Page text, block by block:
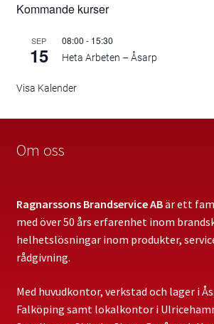
Kommande kurser
SEP
15
08:00 - 15:30
Heta Arbeten – Åsarp
Visa Kalender
Om oss
Ragnarssons Brandservice ABär ett
med över 50 års erfarenhet inom
helhetslösningar inom produkter,
rådgivning.
Med huvudkontor, verkstad och lager i
Falköping samt lokalkontor i